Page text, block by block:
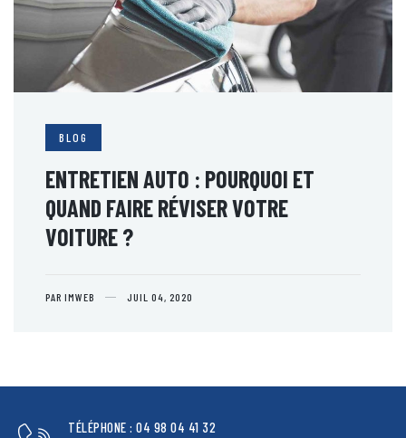
BLOG
ENTRETIEN AUTO : POURQUOI ET
QUAND FAIRE RÉVISER VOTRE
VOITURE ?
PAR IMWEB JUIL 04, 2020
TÉLÉPHONE : 04 98 04 41 32